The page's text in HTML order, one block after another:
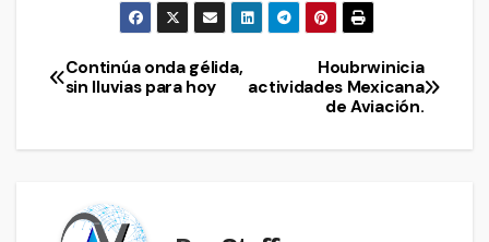
Navegación
Houbrwinicia
actividades Mexicana
de Aviación.
Continúa onda gélida,
sin lluvias para hoy